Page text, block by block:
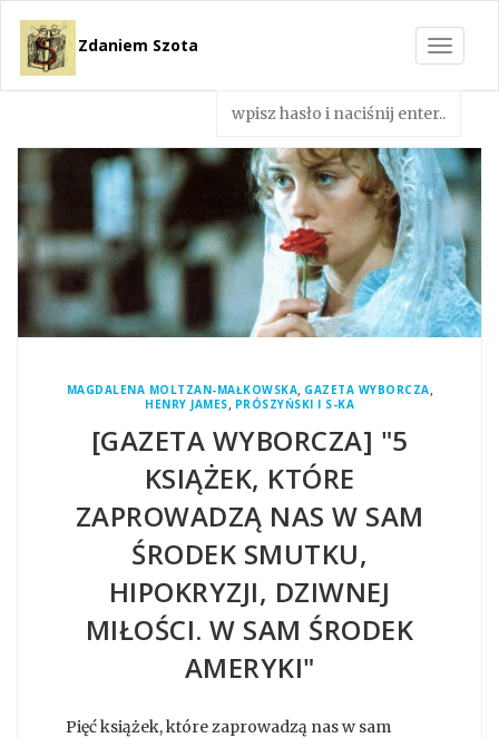
Toggle
Zdaniem Szota
MAGDALENA MOLTZAN-MAŁKOWSKA, GAZETA WYBORCZA,
HENRY JAMES, PRÓSZYŃSKI I S-KA
[GAZETA WYBORCZA] "5
KSIĄŻEK, KTÓRE
ZAPROWADZĄ NAS W SAM
ŚRODEK SMUTKU,
HIPOKRYZJI, DZIWNEJ
MIŁOŚCI. W SAM ŚRODEK
AMERYKI"
Pięć książek, które zaprowadzą nas w sam